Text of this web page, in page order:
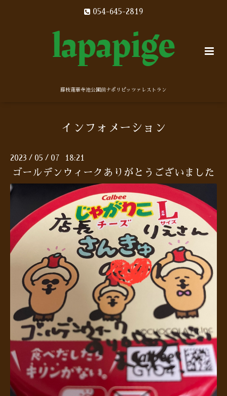
054-645-2819
藤枝蓮華寺池公園前ナポリピッツァレストラン
インフォメーション
2023 / 05 / 07 18:21
ゴールデンウィークありがとうございました